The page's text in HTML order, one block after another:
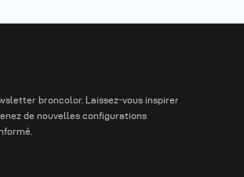
broncolor. Laissez-vous inspirer
de nouvelles configurations